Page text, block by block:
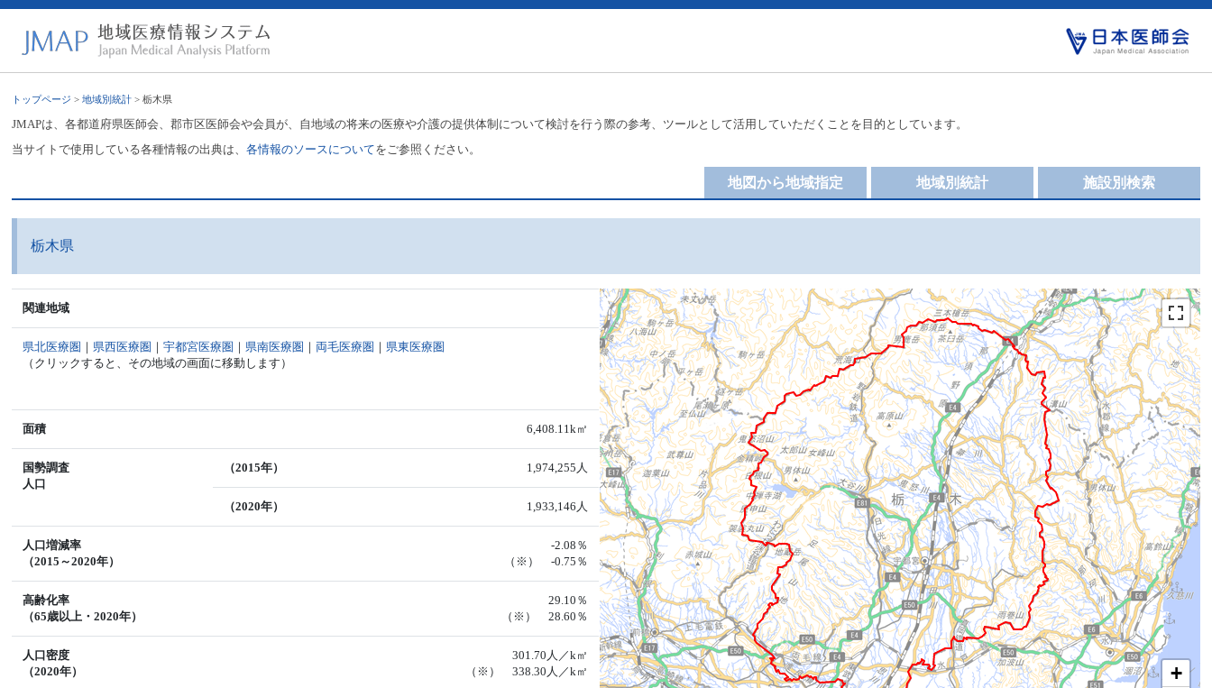
トップページ >地域別統計 > 栃木県
JMAPは、各都道府県医師会、郡市区医師会や会員が、自地域の将来の医療や介護の提供体制について検討を行う際の参考、ツールとして活用していただくことを目的としています。
当サイトで使用している各種情報の出典は、各情報のソースについてをご参照ください。
施設別検索
地域別統計
地図から地域指定
栃木県
関連地域
県北医療圏 ｜ 県西医療圏 ｜宇都宮医療圏 ｜ 県南医療圏 ｜両毛医療圏 ｜ 県東医療圏
（クリックすると、その地域の画面に移動します）
面積 6,408.11k㎡
国勢調査
人口
（2015年） 1,974,255人
（2020年） 1,933,146人
人口増減率
（2015～2020年）
-2.08％
（※） -0.75％
高齢化率
（65歳以上・2020年）
29.10％
（※） 28.60％
人口密度
（2020年）
301.70人／k㎡
（※） 338.30人／k㎡
+